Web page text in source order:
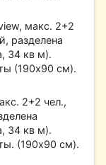
макс. 2+2
разделена
34 кв м).
(190х90 см).
2+2 чел.,
34 кв м).
(190х90 см).